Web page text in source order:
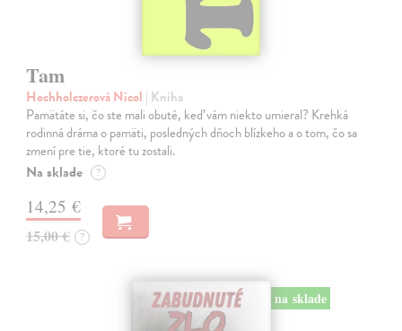
Tam
Hochholczerová Nicol | Kniha
Pamätáte si, čo ste mali obuté, keď vám niekto umieral? Krehká
rodinná dráma o pamäti, posledných dňoch blízkeho a o tom, čo sa
zmení pre tie, ktoré tu zostali.
Na sklade ?
14,25 €
15,00 € ?
na sklade